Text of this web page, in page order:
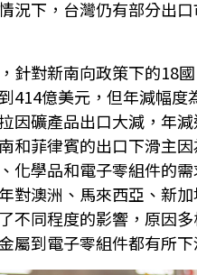
況下，台灣仍有部分出
針對新南向政策下的18
414億美元，但年減幅度
因礦產品出口大減，年
和菲律賓的出口下滑主
化學品和電子零組件的
對澳洲、馬來西亞、新
不同程度的影響，原因
屬到電子零組件都有所下